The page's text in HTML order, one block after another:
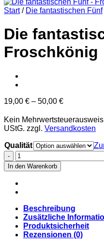
Start / Die fantastischen Fünf
Die
Froschkönig
19,00 € – 50,00 €
Kein
UStG. zzgl. Versandkosten
Qualität
Die
fantastischen
Fünf
-
Froschkönig
In den Warenkorb
Beschreibung
Zusätzliche
Produktsicherheit
Rezensionen (0)